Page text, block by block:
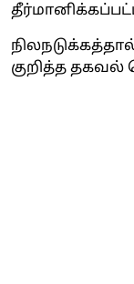
குறித்த